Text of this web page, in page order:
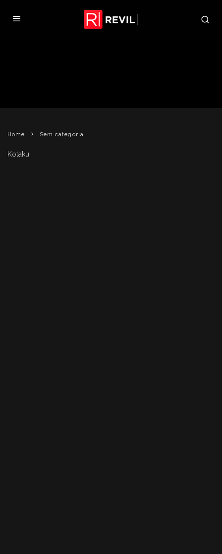
Home
Sem categoria
Kotaku